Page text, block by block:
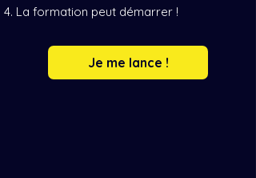
La formation peut démarrer !
Je me lance !